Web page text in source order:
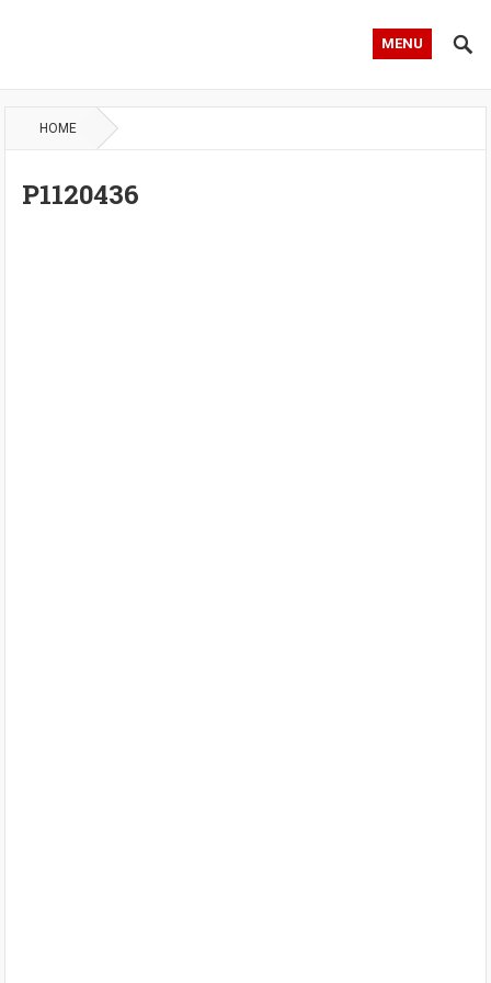
MENU
HOME
P1120436